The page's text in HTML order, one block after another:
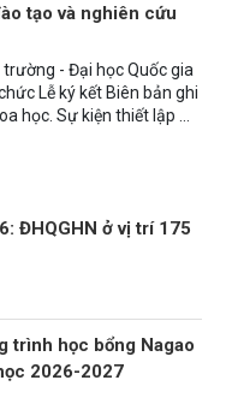
tạo và nghiên cứu
- Đại học Quốc gia
Lễ ký kết Biên bản ghi
học. Sự kiện thiết lập …
ĐHQGHN ở vị trí 175
trình học bổng Nagao
2026-2027